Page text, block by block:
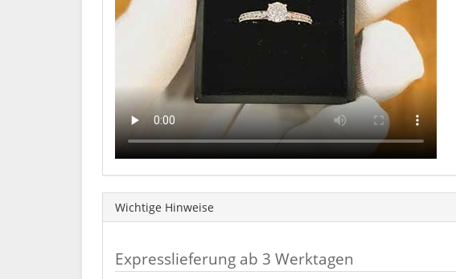
Wichtige Hinweise
Expresslieferung ab 3 Werktagen